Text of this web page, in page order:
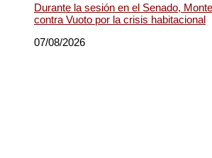
Durante la sesión en el Senado,
contra Vuoto por la crisis habitacional
07/08/2026